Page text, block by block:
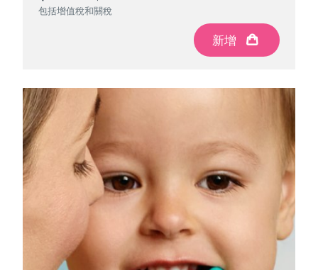
包括增值稅和關稅
新增
包括增值稅和關稅
新增
包括增值稅和關稅
新增